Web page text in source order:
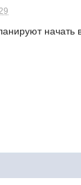
начать